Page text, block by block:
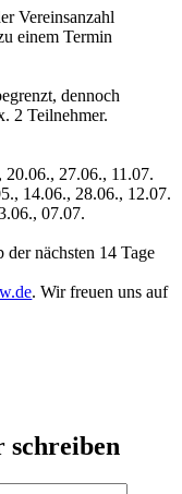
Vereinsanzahl
einem Termin
dennoch
2 Teilnehmer.
27.06., 11.07.
14.06., 28.06., 12.07.
07.07.
der nächsten 14 Tage
. Wir freuen uns auf
schreiben